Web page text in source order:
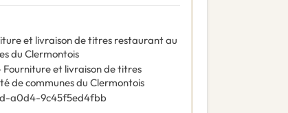
et livraison de titres restaurant au
du Clermontois
et livraison de titres
de communes du Clermontois
a0d4-9c45f5ed4fbb